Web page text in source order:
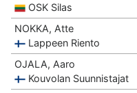
OSK Silas
NOKKA, Atte
Lappeen Riento
OJALA, Aaro
Kouvolan Suunnistajat